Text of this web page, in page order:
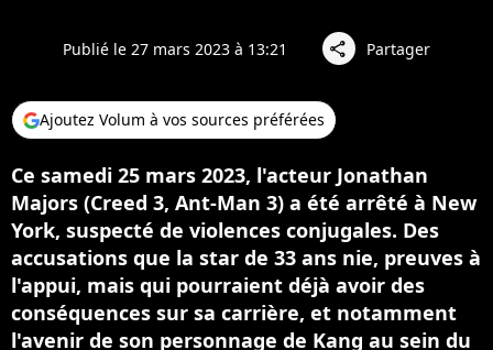
Publié le 27 mars 2023 à 13:21 share Partager
Ajoutez Volum à vos sources préférées
Ce samedi 25 mars 2023, l'acteur Jonathan
Majors (Creed 3, Ant-Man 3) a été arrêté à New
York, suspecté de violences conjugales. Des
accusations que la star de 33 ans nie, preuves à
l'appui, mais qui pourraient déjà avoir des
conséquences sur sa carrière, et notamment
l'avenir de son personnage de Kang au sein du